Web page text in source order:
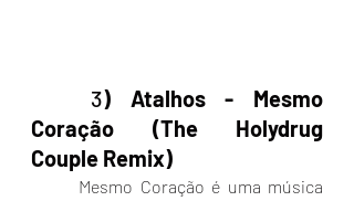
	3
) Atalhos - Mesmo
Coração (The Holydrug
Couple Remix)